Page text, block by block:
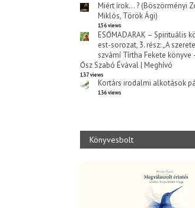
Miért írok… ? (Böszörményi
Miklós, Török Ági)
156 views
ESŐMADARAK – Spirituális
est-sorozat, 3. rész: „A
szvámí Tírtha Fekete könyve
Ősz Szabó Évával | Meghívó
137 views
Kortárs irodalmi alkotások
136 views
Könyvesbolt